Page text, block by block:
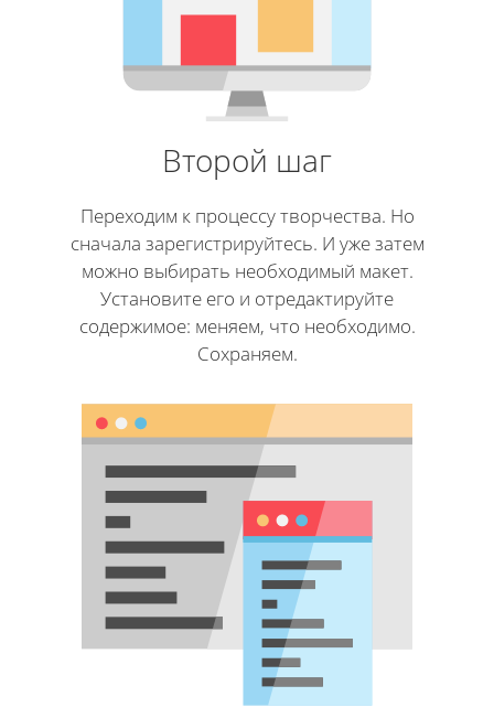
Второй шаг
Переходим к процессу творчества. Но
сначала зарегистрируйтесь. И уже затем
можно выбирать необходимый макет.
Установите его и отредактируйте
содержимое: меняем, что необходимо.
Сохраняем.